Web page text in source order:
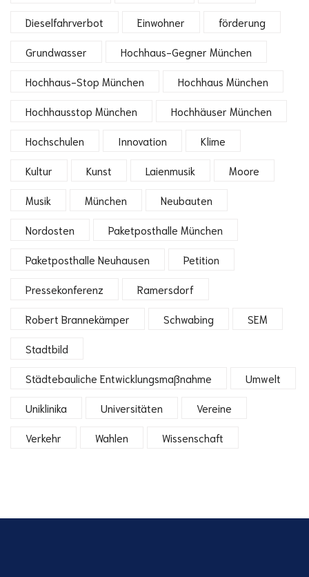
Dieselfahrverbot Einwohner förderung
Grundwasser Hochhaus-Gegner München
Hochhaus-Stop München Hochhaus München
Hochhausstop München Hochhäuser München
Hochschulen Innovation Klime
Kultur Kunst Laienmusik Moore
Musik München Neubauten
Nordosten Paketposthalle München
Paketposthalle Neuhausen Petition
Pressekonferenz Ramersdorf
Robert Brannekämper Schwabing SEM
Stadtbild
Städtebauliche Entwicklungsmaßnahme Umwelt
Uniklinika Universitäten Vereine
Verkehr Wahlen Wissenschaft